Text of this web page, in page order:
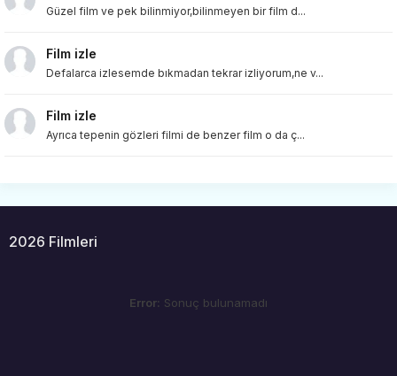
Güzel film ve pek bilinmiyor,bilinmeyen bir film d...
Film izle
Defalarca izlesemde bıkmadan tekrar izliyorum,ne v...
Film izle
Ayrıca tepenin gözleri filmi de benzer film o da ç...
2026 Filmleri
Error: Sonuç bulunamadı